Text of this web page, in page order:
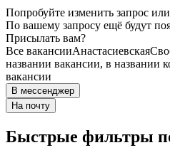
Попробуйте изменить запрос
По вашему запросу ещё будут
Присылать вам?
Все вакансииАнастасиевская
названии вакансии, в названии
вакансии
В мессенджер
На почту
Быстрые фильтры